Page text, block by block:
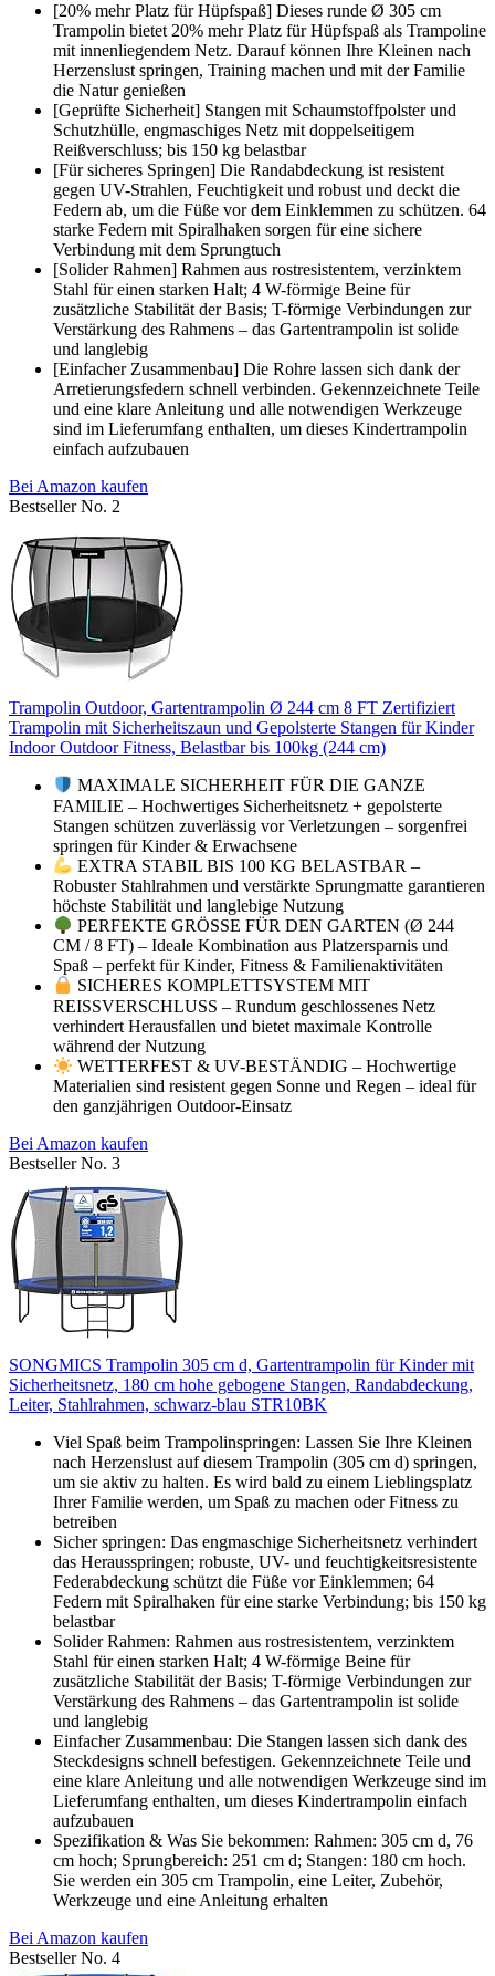
[20% mehr Platz für Hüpfspaß] Dieses runde Ø 305 cm
Trampolin bietet 20% mehr Platz für Hüpfspaß als Trampoline
mit innenliegendem Netz. Darauf können Ihre Kleinen nach
Herzenslust springen, Training machen und mit der Familie
die Natur genießen
[Geprüfte Sicherheit] Stangen mit Schaumstoffpolster und
Schutzhülle, engmaschiges Netz mit doppelseitigem
Reißverschluss; bis 150 kg belastbar
[Für sicheres Springen] Die Randabdeckung ist resistent
gegen UV-Strahlen, Feuchtigkeit und robust und deckt die
Federn ab, um die Füße vor dem Einklemmen zu schützen. 64
starke Federn mit Spiralhaken sorgen für eine sichere
Verbindung mit dem Sprungtuch
[Solider Rahmen] Rahmen aus rostresistentem, verzinktem
Stahl für einen starken Halt; 4 W-förmige Beine für
zusätzliche Stabilität der Basis; T-förmige Verbindungen zur
Verstärkung des Rahmens – das Gartentrampolin ist solide
und langlebig
[Einfacher Zusammenbau] Die Rohre lassen sich dank der
Arretierungsfedern schnell verbinden. Gekennzeichnete Teile
und eine klare Anleitung und alle notwendigen Werkzeuge
sind im Lieferumfang enthalten, um dieses Kindertrampolin
einfach aufzubauen
Bei Amazon kaufen
Bestseller No. 2
Trampolin Outdoor, Gartentrampolin Ø 244 cm 8 FT Zertifiziert
Trampolin mit Sicherheitszaun und Gepolsterte Stangen für Kinder
Indoor Outdoor Fitness, Belastbar bis 100kg (244 cm)
MAXIMALE SICHERHEIT FÜR DIE GANZE
FAMILIE – Hochwertiges Sicherheitsnetz + gepolsterte
Stangen schützen zuverlässig vor Verletzungen – sorgenfrei
springen für Kinder & Erwachsene
EXTRA STABIL BIS 100 KG BELASTBAR –
Robuster Stahlrahmen und verstärkte Sprungmatte garantieren
höchste Stabilität und langlebige Nutzung
PERFEKTE GRÖSSE FÜR DEN GARTEN (Ø 244
CM / 8 FT) – Ideale Kombination aus Platzersparnis und
Spaß – perfekt für Kinder, Fitness & Familienaktivitäten
SICHERES KOMPLETTSYSTEM MIT
REISSVERSCHLUSS – Rundum geschlossenes Netz
verhindert Herausfallen und bietet maximale Kontrolle
während der Nutzung
WETTERFEST & UV-BESTÄNDIG – Hochwertige
Materialien sind resistent gegen Sonne und Regen – ideal für
den ganzjährigen Outdoor-Einsatz
Bei Amazon kaufen
Bestseller No. 3
SONGMICS Trampolin 305 cm d, Gartentrampolin für Kinder mit
Sicherheitsnetz, 180 cm hohe gebogene Stangen, Randabdeckung,
Leiter, Stahlrahmen, schwarz-blau STR10BK
Viel Spaß beim Trampolinspringen: Lassen Sie Ihre Kleinen
nach Herzenslust auf diesem Trampolin (305 cm d) springen,
um sie aktiv zu halten. Es wird bald zu einem Lieblingsplatz
Ihrer Familie werden, um Spaß zu machen oder Fitness zu
betreiben
Sicher springen: Das engmaschige Sicherheitsnetz verhindert
das Herausspringen; robuste, UV- und feuchtigkeitsresistente
Federabdeckung schützt die Füße vor Einklemmen; 64
Federn mit Spiralhaken für eine starke Verbindung; bis 150 kg
belastbar
Solider Rahmen: Rahmen aus rostresistentem, verzinktem
Stahl für einen starken Halt; 4 W-förmige Beine für
zusätzliche Stabilität der Basis; T-förmige Verbindungen zur
Verstärkung des Rahmens – das Gartentrampolin ist solide
und langlebig
Einfacher Zusammenbau: Die Stangen lassen sich dank des
Steckdesigns schnell befestigen. Gekennzeichnete Teile und
eine klare Anleitung und alle notwendigen Werkzeuge sind im
Lieferumfang enthalten, um dieses Kindertrampolin einfach
aufzubauen
Spezifikation & Was Sie bekommen: Rahmen: 305 cm d, 76
cm hoch; Sprungbereich: 251 cm d; Stangen: 180 cm hoch.
Sie werden ein 305 cm Trampolin, eine Leiter, Zubehör,
Werkzeuge und eine Anleitung erhalten
Bei Amazon kaufen
Bestseller No. 4